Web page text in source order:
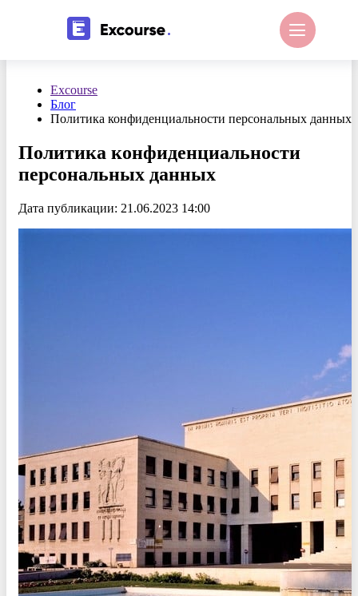
Excourse
Блог
Политика конфиденциальности персональных данных
Политика конфиденциальности
персональных данных
Дата публикации: 21.06.2023 14:00